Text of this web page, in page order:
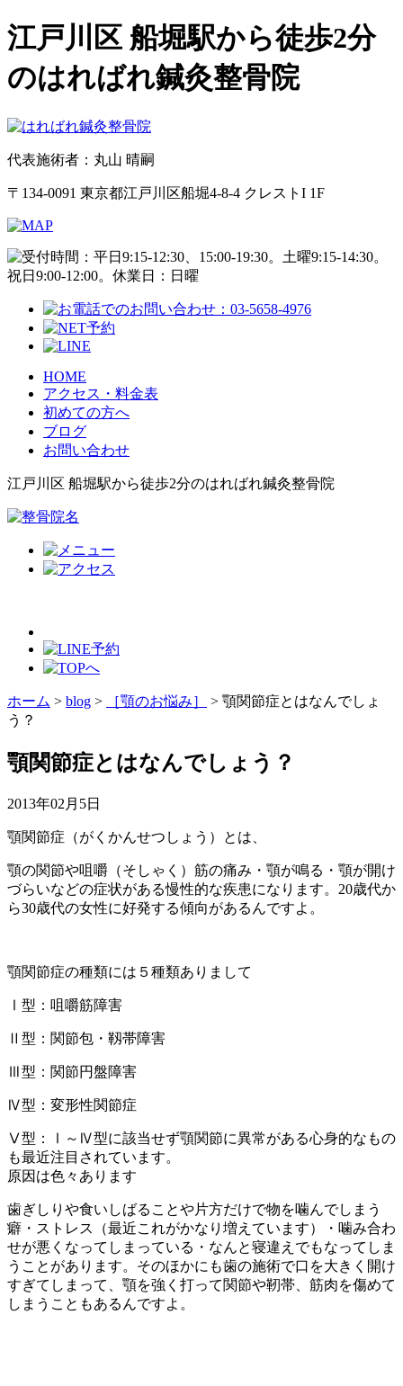
江戸川区 船堀駅から徒歩2分
のはればれ鍼灸整骨院
代表施術者：丸山 晴嗣
〒134-0091 東京都江戸川区船堀4-8-4 クレストI 1F
HOME
アクセス・料金表
初めての方へ
ブログ
お問い合わせ
江戸川区 船堀駅から徒歩2分のはればれ鍼灸整骨院
ホーム > blog > ［顎のお悩み］ > 顎関節症とはなんでしょ
う？
顎関節症とはなんでしょう？
2013年02月5日
顎関節症（がくかんせつしょう）とは、
顎の関節や咀嚼（そしゃく）筋の痛み・顎が鳴る・顎が開け
づらいなどの症状がある慢性的な疾患になります。20歳代か
ら30歳代の女性に好発する傾向があるんですよ。
顎関節症の種類には５種類ありまして
Ⅰ型：咀嚼筋障害
Ⅱ型：関節包・靱帯障害
Ⅲ型：関節円盤障害
Ⅳ型：変形性関節症
Ⅴ型：Ⅰ～Ⅳ型に該当せず顎関節に異常がある心身的なもの
も最近注目されています。
原因は色々あります
歯ぎしりや食いしばることや片方だけで物を噛んでしまう
癖・ストレス（最近これがかなり増えています）・噛み合わ
せが悪くなってしまっている・なんと寝違えでもなってしま
うことがあります。そのほかにも歯の施術で口を大きく開け
すぎてしまって、顎を強く打って関節や靭帯、筋肉を傷めて
しまうこともあるんですよ。